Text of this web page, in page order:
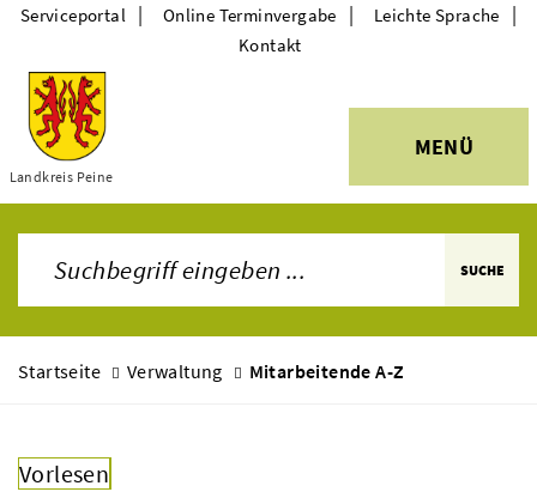
Themen
Landkreis Peine
MENÜ
Serviceportal | Online Terminvergabe | Leichte Sprache |
Kontakt
SUCHE
Startseite Verwaltung Mitarbeitende A-Z
Vorlesen